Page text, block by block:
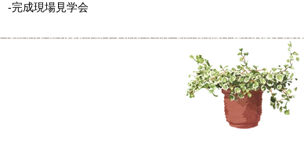
完成現場見学会